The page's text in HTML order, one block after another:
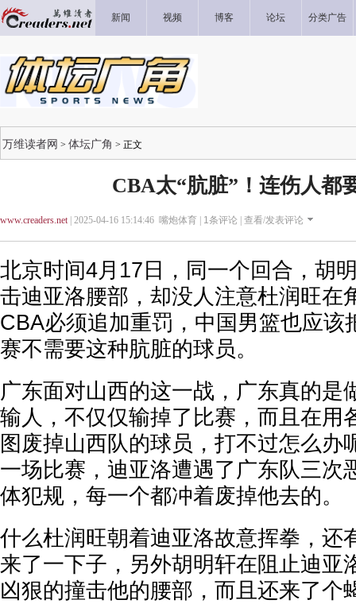
新闻 视频 博客 论坛 分类广告
万维读者网 > 体坛广角 > 正文
CBA太“肮脏”！连伤人都
www.creaders.net| 2025-04-16 15:14:46 嘴炮体育 | 1条评论 | 查看/发表评论
北京时间4月17日，同一个回合，胡
击迪亚洛腰部，却没人注意杜润旺在
CBA必须追加重罚，中国男篮也应该
赛不需要这种肮脏的球员。
广东面对山西的这一战，广东真的是
输人，不仅仅输掉了比赛，而且在用
图废掉山西队的球员，打不过怎么办
一场比赛，迪亚洛遭遇了广东队三次
体犯规，每一个都冲着废掉他去的。
什么杜润旺朝着迪亚洛故意挥拳，还
来了一下子，另外胡明轩在阻止迪亚
凶狠的撞击他的腰部，而且还来了个